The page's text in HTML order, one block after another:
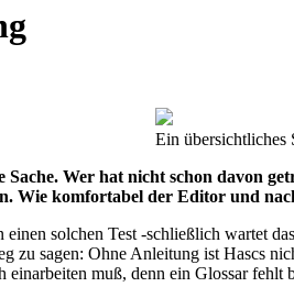
Ein übersichtliches
Wer hat nicht schon davon
Wie komfortabel der Editor und
solchen Test -schließlich wartet
sagen: Ohne Anleitung ist Hascs
muß, denn ein Glossar